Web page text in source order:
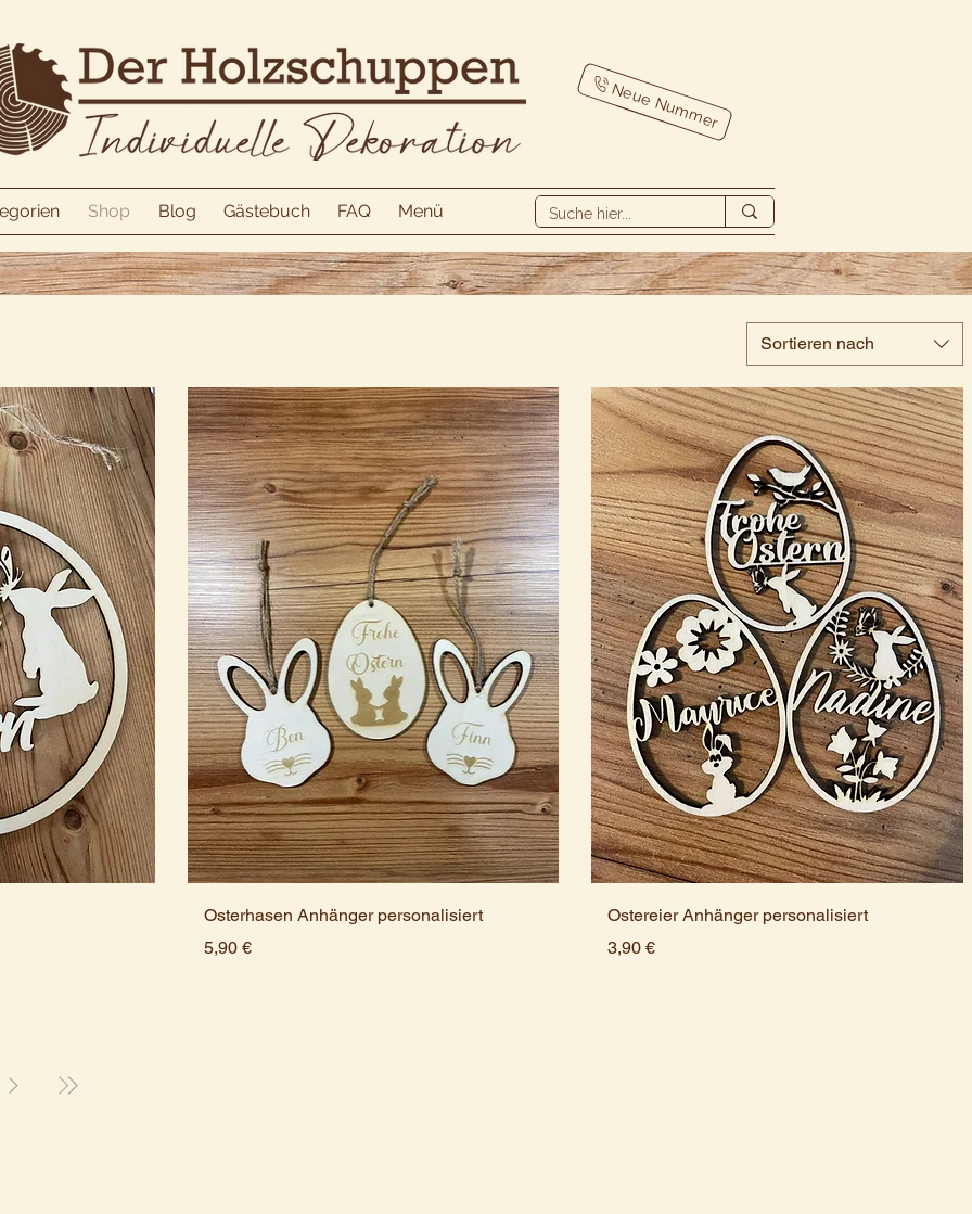
Neue Nummer
Shop Blog Gästebuch FAQ Menü
Sortieren nach
Osterhasen Anhänger personalisiert
Preis
5,90 €
Ostereier Anhänger personalisiert
Preis
3,90 €